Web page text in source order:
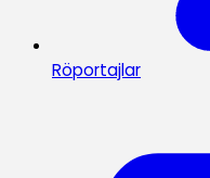
Röportajlar